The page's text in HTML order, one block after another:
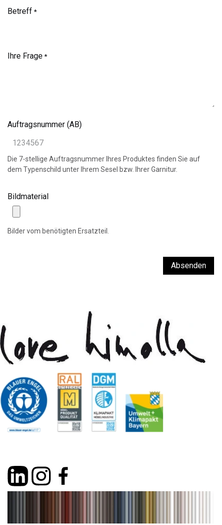
Betreff*
Ihre Frage*
Auftragsnummer (AB)
Die 7-stellige Auftragsnummer Ihres Produktes finden Sie auf
dem Typenschild unter Ihrem Sesel bzw. Ihrer Garnitur.
Bildmaterial
Bilder vom benötigten Ersatzteil.
Absenden